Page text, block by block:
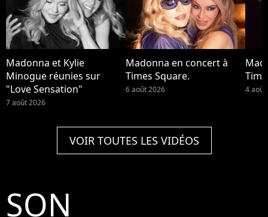
Madonna et Kylie
Minogue réunies sur
"Love Sensation"
7 août 2026
Madonna en concert à
Times Square.
6 août 2026 4 août
VOIR TOUTES LES VIDÉOS
SON